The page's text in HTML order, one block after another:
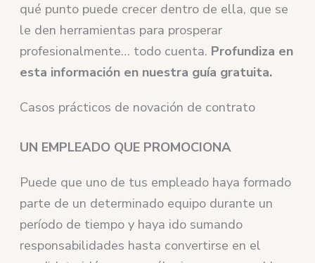
qué punto puede crecer dentro de ella, que se
le den herramientas para prosperar
profesionalmente… todo cuenta. Profundiza en
esta información en nuestra guía gratuita.
Casos prácticos de novación de contrato
UN EMPLEADO QUE PROMOCIONA
Puede que uno de tus empleado haya formado
parte de un determinado equipo durante un
período de tiempo y haya ido sumando
responsabilidades hasta convertirse en el